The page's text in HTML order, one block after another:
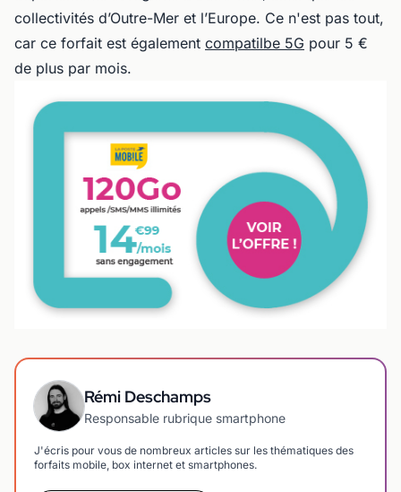
collectivités d’Outre-Mer et l’Europe. Ce n'est pas tout,
car ce forfait est également compatilbe 5G pour 5 €
de plus par mois.
Rémi Deschamps
Responsable rubrique smartphone
J'écris pour vous de nombreux articles sur les thématiques des
forfaits mobile, box internet et smartphones.